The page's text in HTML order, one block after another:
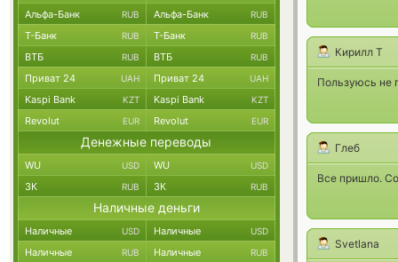
Кирилл Т
Пользуюсь не
Глеб
Все пришло.
Svetlana
Альфа-Банк RUB Альфа-Банк RUB
Т-Банк RUB Т-Банк RUB
ВТБ RUB ВТБ RUB
Приват 24 UAH Приват 24 UAH
Kaspi Bank KZT Kaspi Bank KZT
Revolut EUR Revolut EUR
Денежные переводы
WU USD WU USD
ЗК RUB ЗК RUB
Наличные деньги
Наличные USD Наличные USD
Наличные RUB Наличные RUB